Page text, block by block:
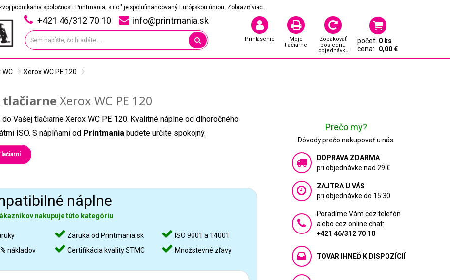
podnikania spoločnosti Printmania, s.r.o." je spolufinancovaný Európskou úniou. Zobraziť viac.
+421 46/312 70 10 info@printmania.sk
Prihlásenie
Moje
tlačiarne
Zopakovať
poslednú
objednávku
počet: 0 ks
cena:
0,00 €
WC Xerox WC PE 120
tlačiarne Xerox WC PE 120
Vašej tlačiarne Xerox WC PE 120. Kvalitné náplne od dlhoročného
ISO. S náplňami od Printmania budete určite spokojný.
náplne
nakupuje túto kategóriu
nákladov
Záruka od Printmania.sk
Certifikácia kvality STMC
ISO 9001 a 14001
Množstevné zľavy
Prečo my?
Dôvody prečo nakupovať u nás:
DOPRAVA ZDARMA
pri objednávke nad 29 €
ZAJTRA U VÁS
pri objednávke do 15:30
Poradíme Vám cez telefón
alebo cez online chat:
+421 46/312 70 10
TOVAR IHNEĎ K DISPOZÍCIÍ